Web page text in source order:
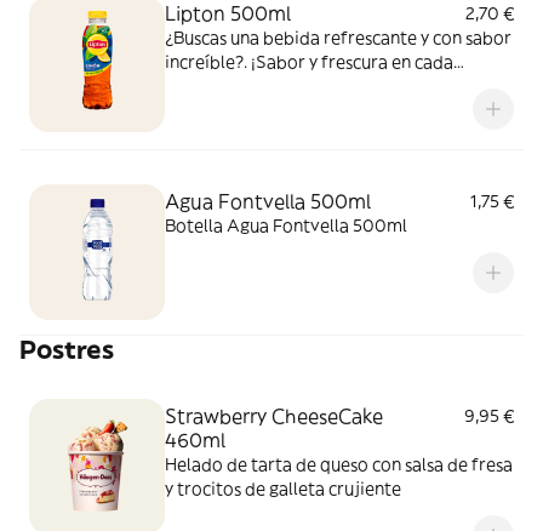
Lipton 500ml
2,70 €
¿Buscas una bebida refrescante y con sabor
increíble?. ¡Sabor y frescura en cada
Agua Fontvella 500ml
1,75 €
Botella Agua Fontvella 500ml
Postres
Strawberry CheeseCake
460ml
9,95 €
Helado de tarta de queso con salsa de fresa
y trocitos de galleta crujiente